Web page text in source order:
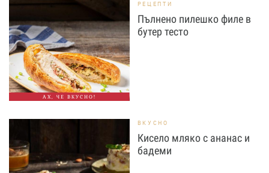
АХ, ЧЕ ВКУСНО!
РЕЦЕПТИ
Пълнено пилешко филе в
бутер тесто
ВКУСНО
Кисело мляко с ананас и
бадеми